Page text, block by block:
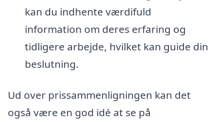
kan du indhente værdifuld
information om deres erfaring og
tidligere arbejde, hvilket kan guide din
beslutning.
Ud over prissammenligningen kan det
også være en god idé at se på